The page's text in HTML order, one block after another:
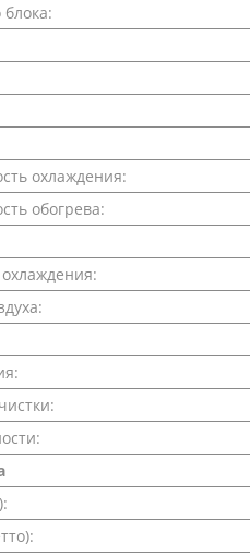
охлаждения:
обогрева: